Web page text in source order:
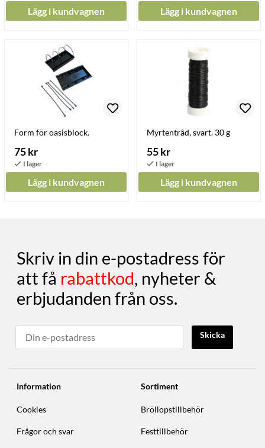
Lägg i kundvagnen Lägg i kundvagnen
Form för oasisblock.
75 kr
Lägg i kundvagnen
Myrtentråd, svart. 30 g
55 kr
Lägg i kundvagnen
Skriv in din e-postadress för
att få rabattkod, nyheter &
erbjudanden från oss.
Skicka
Information
Cookies
Frågor och svar
Sortiment
Bröllopstillbehör
Festtillbehör